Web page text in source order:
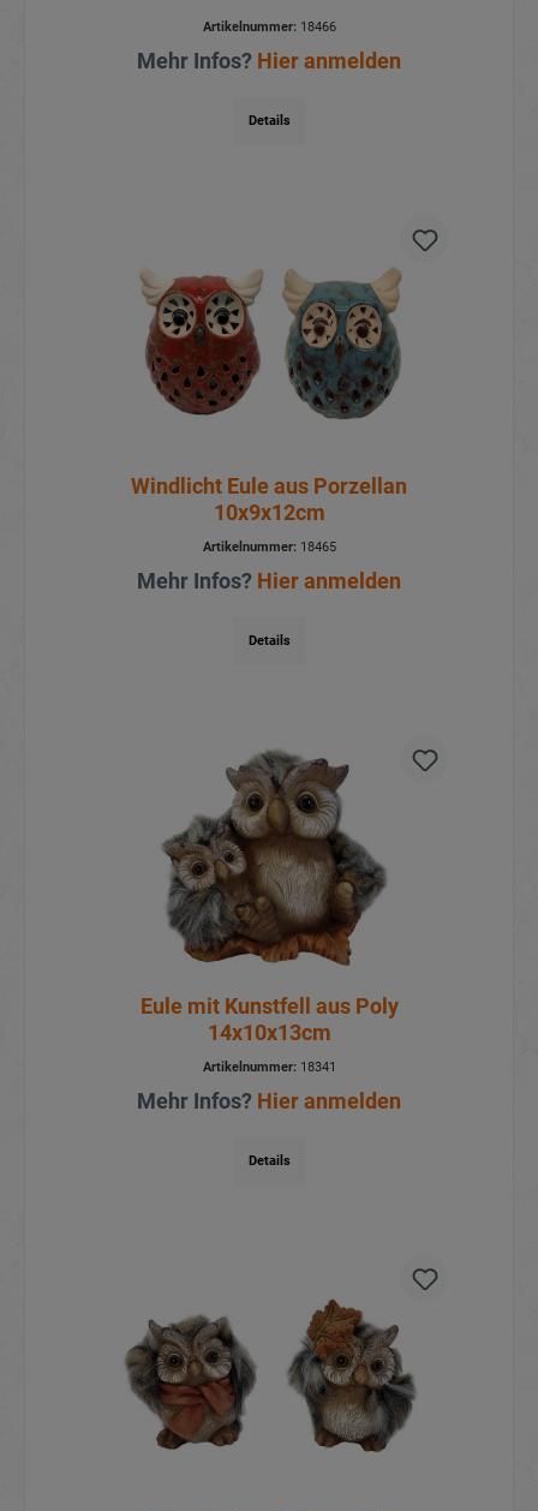
Artikelnummer:18466
Mehr Infos? Hier anmelden
Details
Windlicht Eule aus Porzellan
10x9x12cm
Artikelnummer:18465
Mehr Infos? Hier anmelden
Details
Eule mit Kunstfell aus Poly
14x10x13cm
Artikelnummer:18341
Mehr Infos? Hier anmelden
Details